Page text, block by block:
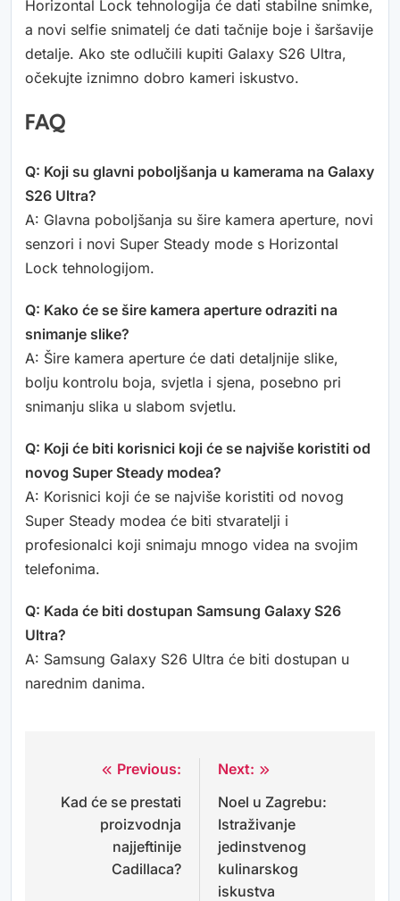
Horizontal Lock tehnologija će dati stabilne snimke,
a novi selfie snimatelj će dati tačnije boje i šaršavije
detalje. Ako ste odlučili kupiti Galaxy S26 Ultra,
očekujte iznimno dobro kameri iskustvo.
FAQ
Q: Koji su glavni poboljšanja u kamerama na Galaxy
S26 Ultra?
A: Glavna poboljšanja su šire kamera aperture, novi
senzori i novi Super Steady mode s Horizontal
Lock tehnologijom.
Q: Kako će se šire kamera aperture odraziti na
snimanje slike?
A: Šire kamera aperture će dati detaljnije slike,
bolju kontrolu boja, svjetla i sjena, posebno pri
snimanju slika u slabom svjetlu.
Q: Koji će biti korisnici koji će se najviše koristiti od
novog Super Steady modea?
A: Korisnici koji će se najviše koristiti od novog
Super Steady modea će biti stvaratelji i
profesionalci koji snimaju mnogo videa na svojim
telefonima.
Q: Kada će biti dostupan Samsung Galaxy S26
Ultra?
A: Samsung Galaxy S26 Ultra će biti dostupan u
narednim danima.
Navigacija
objava
Previous:
Kad će se prestati
proizvodnja
najjeftinije
Cadillaca?
Next:
Noel u Zagrebu:
Istraživanje
jedinstvenog
kulinarskog
iskustva